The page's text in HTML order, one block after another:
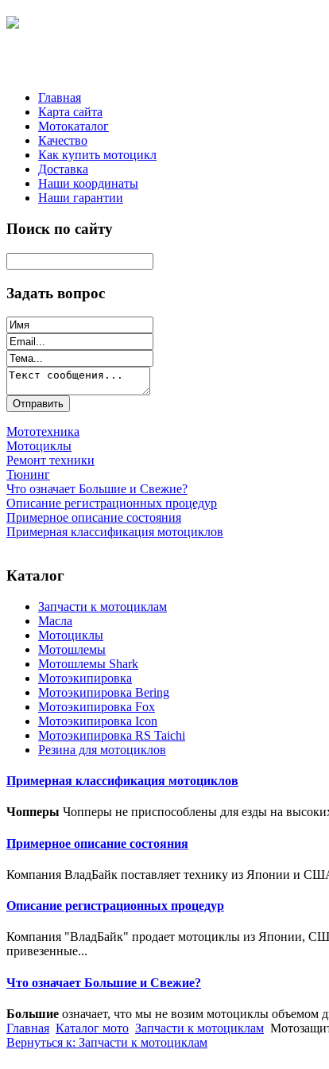
Главная
Карта сайта
Мотокаталог
Качество
Как купить мотоцикл
Доставка
Наши координаты
Наши гарантии
Поиск по сайту
Задать вопрос
Мототехника
Мотоциклы
Ремонт техники
Тюнинг
Что означает Большие и Свежие?
Описание регистрационных процедур
Примерное описание состояния
Примерная классификация мотоциклов
Каталог
Запчасти к мотоциклам
Масла
Мотоциклы
Мотошлемы
Мотошлемы Shark
Мотоэкипировка
Мотоэкипировка Bering
Мотоэкипировка Fox
Мотоэкипировка Icon
Мотоэкипировка RS Taichi
Резина для мотоциклов
Примерная классификация мотоциклов
Чопперы Чопперы не приспособлены для езды на
Примерное описание состояния
Компания ВладБайк поставляет технику из Японии и
Описание регистрационных процедур
Компания "ВладБайк" продает мотоциклы из Японии,
привезенные...
Что означает Большие и Свежие?
Большие означает, что мы не возим мотоциклы объемом
Главная Каталог мото Запчасти к мотоциклам
Вернуться к: Запчасти к мотоциклам